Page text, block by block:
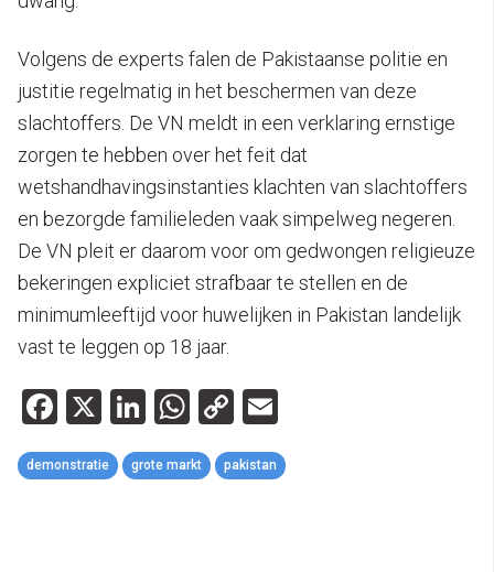
Volgens de experts falen de Pakistaanse politie en
justitie regelmatig in het beschermen van deze
slachtoffers. De VN meldt in een verklaring ernstige
zorgen te hebben over het feit dat
wetshandhavingsinstanties klachten van slachtoffers
en bezorgde familieleden vaak simpelweg negeren.
De VN pleit er daarom voor om gedwongen religieuze
bekeringen expliciet strafbaar te stellen en de
minimumleeftijd voor huwelijken in Pakistan landelijk
vast te leggen op 18 jaar.
Facebook
X LinkedIn
WhatsApp
Copy
Link
demonstratie grote markt pakistan